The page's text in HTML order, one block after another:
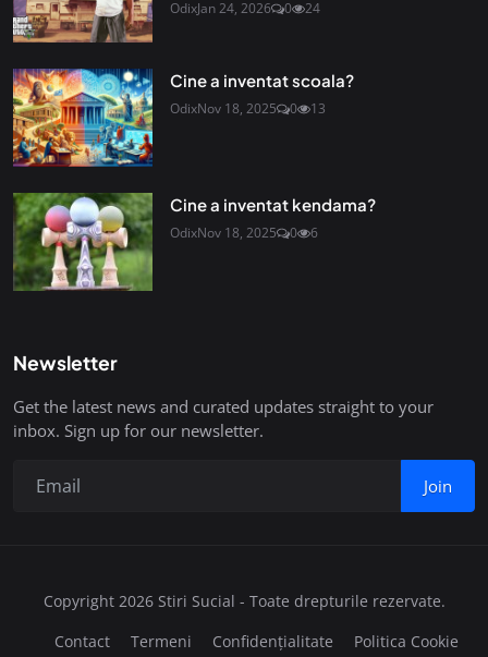
OdixJan 24, 2026 0 24
Cine a inventat scoala?
OdixNov 18, 2025 0 13
Cine a inventat kendama?
OdixNov 18, 2025 0 6
Newsletter
Get the latest news and curated updates straight to your
inbox. Sign up for our newsletter.
Join
Copyright 2026 Stiri Sucial - Toate drepturile rezervate.
Contact
Termeni Confidențialitate Politica Cookie